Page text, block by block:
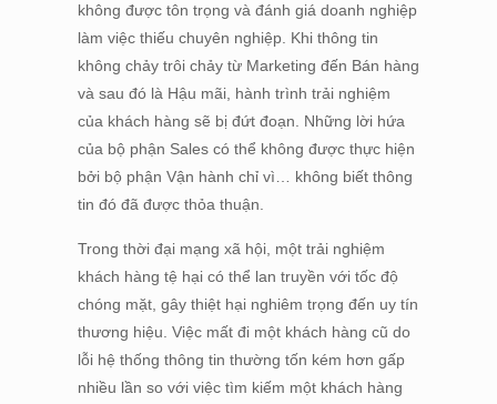
không được tôn trọng và đánh giá doanh nghiệp
làm việc thiếu chuyên nghiệp. Khi thông tin
không chảy trôi chảy từ Marketing đến Bán hàng
và sau đó là Hậu mãi, hành trình trải nghiệm
của khách hàng sẽ bị đứt đoạn. Những lời hứa
của bộ phận Sales có thể không được thực hiện
bởi bộ phận Vận hành chỉ vì… không biết thông
tin đó đã được thỏa thuận.
Trong thời đại mạng xã hội, một trải nghiệm
khách hàng tệ hại có thể lan truyền với tốc độ
chóng mặt, gây thiệt hại nghiêm trọng đến uy tín
thương hiệu. Việc mất đi một khách hàng cũ do
lỗi hệ thống thông tin thường tốn kém hơn gấp
nhiều lần so với việc tìm kiếm một khách hàng